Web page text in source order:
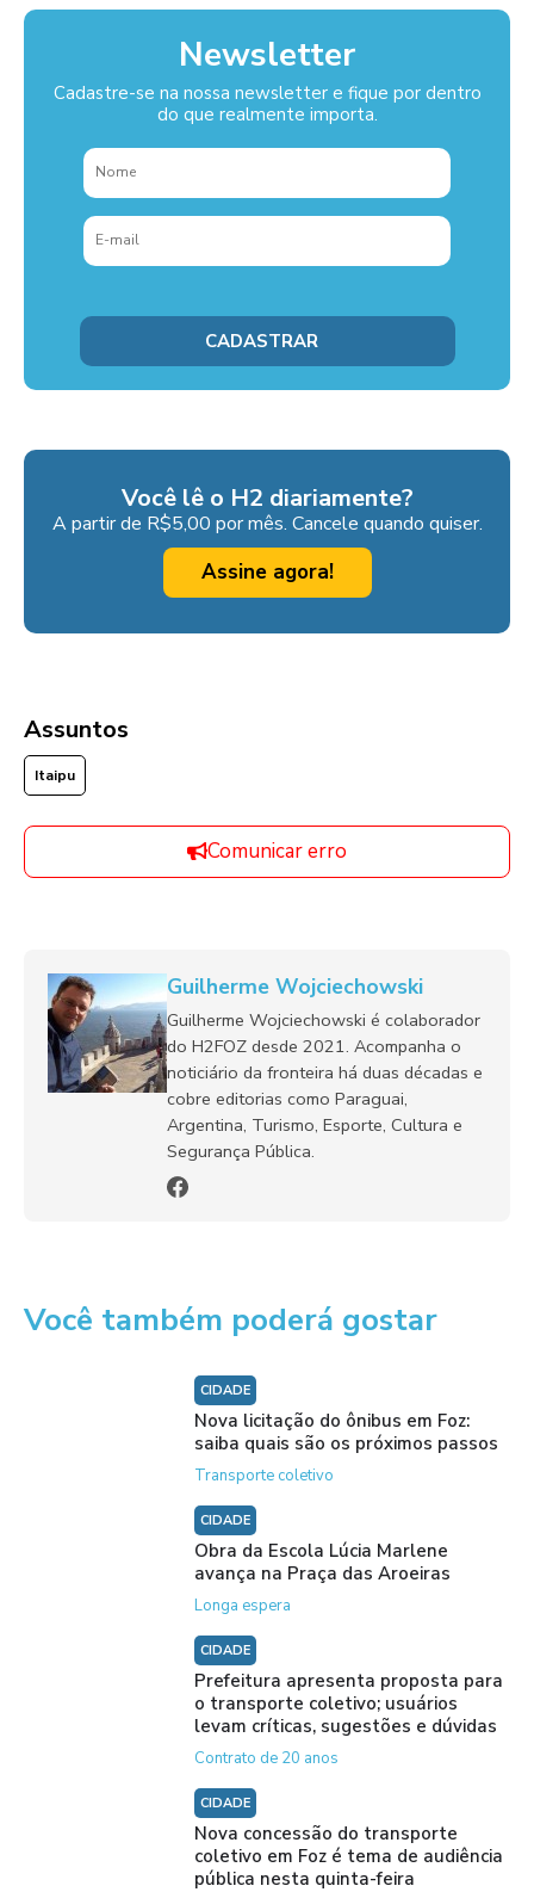
Newsletter
Cadastre-se na nossa newsletter e fique por dentro
do que realmente importa.
Você lê o H2 diariamente?
A partir de R$5,00 por mês. Cancele quando quiser.
Assine agora!
Assuntos
Itaipu
Comunicar erro
Guilherme Wojciechowski
Guilherme Wojciechowski é colaborador
do H2FOZ desde 2021. Acompanha o
noticiário da fronteira há duas décadas e
cobre editorias como Paraguai,
Argentina, Turismo, Esporte, Cultura e
Segurança Pública.
Você também poderá gostar
CIDADE
Nova licitação do ônibus em Foz:
saiba quais são os próximos passos
Transporte coletivo
CIDADE
Obra da Escola Lúcia Marlene
avança na Praça das Aroeiras
Longa espera
CIDADE
Prefeitura apresenta proposta para
o transporte coletivo; usuários
levam críticas, sugestões e dúvidas
Contrato de 20 anos
CIDADE
Nova concessão do transporte
coletivo em Foz é tema de audiência
pública nesta quinta-feira